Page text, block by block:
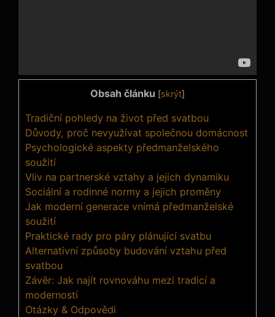
Obsah článku [skrýt]
Tradiční pohledy na život před svatbou
Důvody, proč nevyužívat společnou domácnost
Psychologické aspekty předmanželského
soužití
Vliv na partnerské vztahy a jejich dynamiku
Sociální a rodinné normy a jejich proměny
Jak moderní generace vnímá předmanželské
soužití
Praktické rady pro páry plánující svatbu
Alternativní způsoby budování vztahu před
svatbou
Závěr: Jak najít rovnováhu mezi tradicí a
moderností
Otázky & Odpovědi